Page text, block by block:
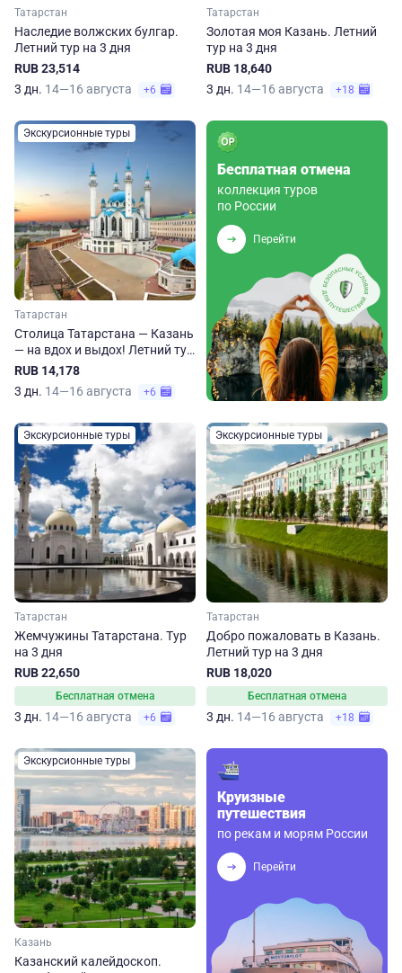
Татарстан
Наследие волжских булгар.
Летний тур на 3 дня
RUB 23,514
3 дн. 14—16 августа +6
Татарстан
Золотая моя Казань. Летний
тур на 3 дня
RUB 18,640
3 дн. 14—16 августа +18
Экскурсионные туры
Татарстан
Столица Татарстана — Казань
— на вдох и выдох! Летний тур
на 3 дня
RUB 14,178
3 дн. 14—16 августа +6
Бесплатная отмена
коллекция туров
по России
Перейти
Экскурсионные туры
Татарстан
Жемчужины Татарстана. Тур
на 3 дня
RUB 22,650
Бесплатная отмена
3 дн. 14—16 августа +6
Экскурсионные туры
Татарстан
Добро пожаловать в Казань.
Летний тур на 3 дня
RUB 18,020
Бесплатная отмена
3 дн. 14—16 августа +18
Экскурсионные туры
Казань
Казанский калейдоскоп.
Круизные
путешествия
по рекам и морям России
Перейти